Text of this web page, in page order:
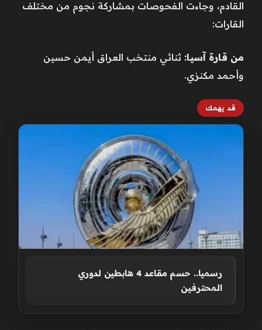
القادم، وجاءت الفحوصات بمشاركة نجوم من مختلف
القارات:
من قارة آسيا: ثنائي منتخب العراق أيمن حسين
وأحمد مكنزي.
قد يهمك
رسميا.. حسم مقاعد 4 هابطين لدوري
المحترفين